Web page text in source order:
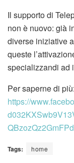
Il supporto di
non è nuovo: già
diverse iniziative
queste
specializzandi ad
Per saperne di più:
https://
Tags: home